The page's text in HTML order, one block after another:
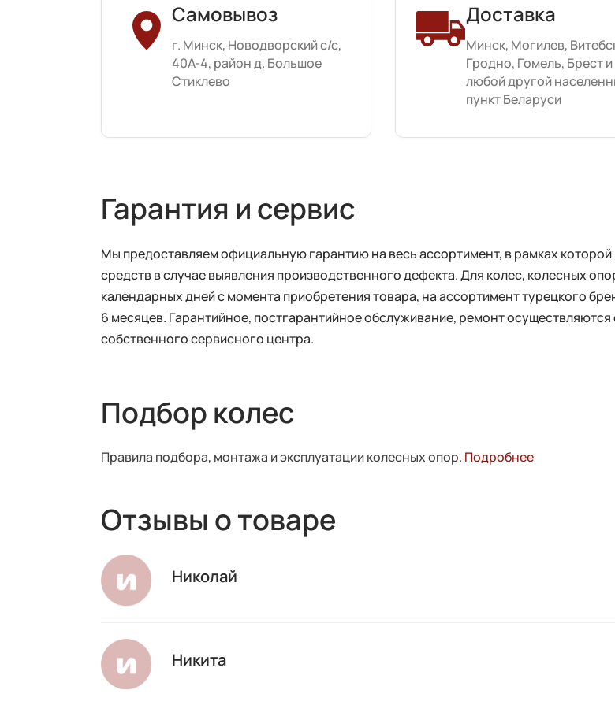
Самовывоз
г. Минск, Новодворский с/с,
40А-4, район д. Большое
Стиклево
Доставка
Минск, Могилев,
Гродно, Гомель, Брест и
любой другой
пункт Беларуси
Гарантия и сервис
Мы предоставляем официальную гарантию на весь ассортимент, в рамках
средств в случае выявления производственного дефекта. Для колес, колесных
календарных дней с момента приобретения товара, на ассортимент турецкого
6 месяцев. Гарантийное, постгарантийное обслуживание, ремонт
собственного сервисного центра.
Подбор колес
Правила подбора, монтажа и эксплуатации колесных опор. Подробнее
Отзывы о товаре
Николай
Никита